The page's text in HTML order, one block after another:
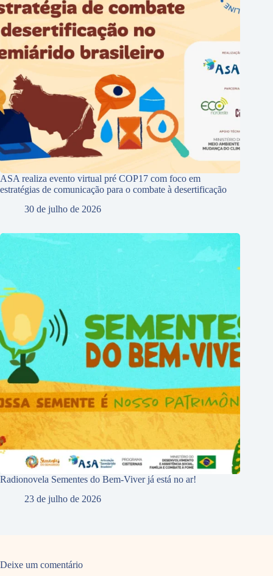
ASA realiza evento virtual pré COP17 com foco em
estratégias de comunicação para o combate à desertificação
30 de julho de 2026
Radionovela Sementes do Bem-Viver já está no ar!
23 de julho de 2026
Deixe um comentário